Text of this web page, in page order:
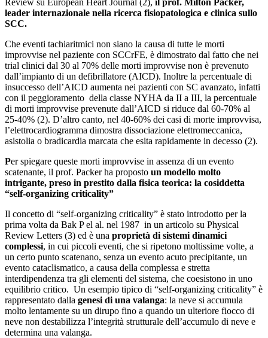
Review su European Heart Journal (2), il prof. Milton Packer,
leader internazionale nella ricerca fisiopatologica e clinica sullo
SCC.
Che eventi tachiaritmici non siano la causa di tutte le morti
improvvise nel paziente con SCCrFE, è dimostrato dal fatto che nei
trial clinici dal 30 al 70% delle morti improvvise non è prevenuto
dall’impianto di un defibrillatore (AICD). Inoltre la percentuale di
insuccesso dell’AICD aumenta nei pazienti con SC avanzato, infatti
con il peggioramento della classe NYHA da II a III, la percentuale
di morti improvvise prevenute dall’AICD si riduce dal 60-70% al
25-40% (2). D’altro canto, nel 40-60% dei casi di morte improvvisa,
l’elettrocardiogramma dimostra dissociazione elettromeccanica,
asistolia o bradicardia marcata che esita rapidamente in decesso (2).
Per spiegare queste morti improvvise in assenza di un evento
scatenante, il prof. Packer ha proposto un modello molto
intrigante, preso in prestito dalla fisica teorica: la cosiddetta
“self-organizing criticality”
Il concetto di “self-organizing criticality” è stato introdotto per la
prima volta da Bak P el al. nel 1987 in un articolo su Physical
Review Letters (3) ed è una proprietà di sistemi dinamici
complessi, in cui piccoli eventi, che si ripetono moltissime volte, a
un certo punto scatenano, senza un evento acuto precipitante, un
evento cataclismatico, a causa della complessa e stretta
interdipendenza tra gli elementi del sistema, che coesistono in uno
equilibrio critico. Un esempio tipico di “self-organizing criticality” è
rappresentato dalla genesi di una valanga: la neve si accumula
molto lentamente su un dirupo fino a quando un ulteriore fiocco di
neve non destabilizza l’integrità strutturale dell’accumulo di neve e
determina una valanga.